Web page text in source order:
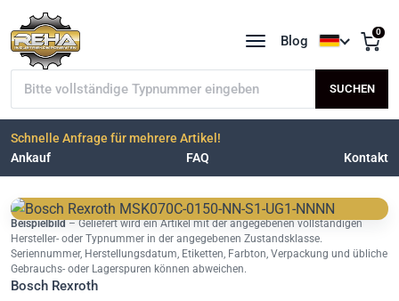
Typnummer suchen SUCHEN
Blog
Sprache
0
Schnelle Anfrage für mehrere Artikel!
Ankauf
FAQ Kontakt
Beispielbild– Geliefert wird ein Artikel mit der angegebenen vollständigen
Hersteller- oder Typnummer in der angegebenen Zustandsklasse.
Seriennummer, Herstellungsdatum, Etiketten, Farbton, Verpackung und übliche
Gebrauchs- oder Lagerspuren können abweichen.
Bosch Rexroth